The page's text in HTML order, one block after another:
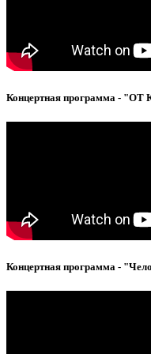
Концертная программа -
Концертная программа -